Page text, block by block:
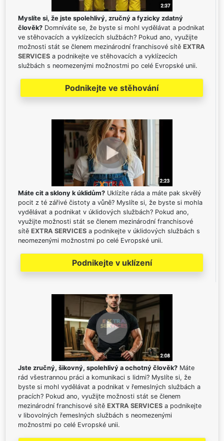
Myslíte si, že jste spolehlivý, zručný a fyzicky zdatný
člověk? Domníváte se, že byste si mohl vydělávat a podnikat
ve stěhovacích a vyklízecích službách? Pokud ano, využijte
možnosti stát se členem mezinárodní franchisové sítě EXTRA
SERVICES a podnikejte ve stěhovacích a vyklízecích
službách s neomezenými možnostmi po celé Evropské unii.
Podnikejte ve stěhování
Máte cit a sklony k úklidům? Uklízíte ráda a máte pak skvělý
pocit z té zářivé čistoty a vůně? Myslíte si, že byste si mohla
vydělávat a podnikat v úklidových službách? Pokud ano,
využijte možnosti stát se členem mezinárodní franchisové
sítě EXTRA SERVICES a podnikejte v úklidových službách s
neomezenými možnostmi po celé Evropské unii.
Podnikejte v uklízení
Jste zručný, šikovný, spolehlivý a ochotný člověk? Máte
rád všestrannou práci a komunikaci s lidmi? Myslíte si, že
byste si mohl vydělávat a podnikat v řemeslných službách a
pracích? Pokud ano, využijte možnosti stát se členem
mezinárodní franchisové sítě EXTRA SERVICES a podnikejte
v libovolných řemeslných službách s neomezenými
možnostmi po celé Evropské unii.